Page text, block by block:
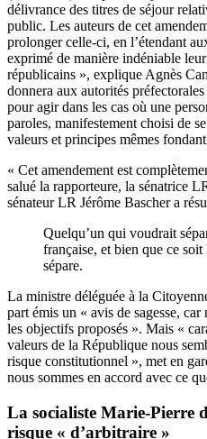
délivrance des titres de séjour
public. Les auteurs de cet
prolonger celle-ci, en l’étendant
exprimé de manière indéniable
républicains », explique Agnès
donnera aux autorités
pour agir dans les cas où une
paroles, manifestement choisi de
valeurs et principes mêmes
« Cet amendement est
salué la rapporteure, la sénatrice
sénateur LR Jérôme Bascher a
Quelqu’un qui voudrait
française, et bien que ce
sépare.
La ministre déléguée à la
part émis un « avis de sagesse,
les objectifs proposés ». Mais «
valeurs de la République nous
risque constitutionnel », met en
nous sommes en accord avec ce
La socialiste Marie-Pierre
risque « d’arbitraire »